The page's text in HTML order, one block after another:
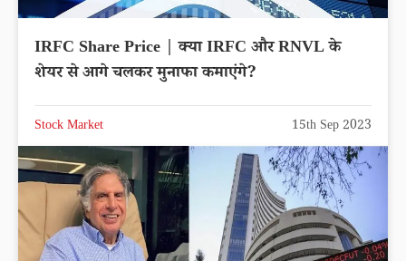
IRFC Share Price | क्या IRFC और RNVL के
शेयर से आगे चलकर मुनाफा कमाएंगे?
Stock Market 15th Sep 2023